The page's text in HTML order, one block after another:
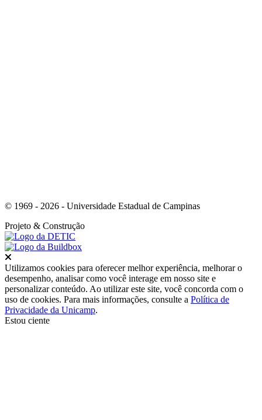
© 1969 - 2026 - Universidade Estadual de Campinas
Projeto & Construção
Utilizamos cookies para oferecer melhor experiência, melhorar o
desempenho, analisar como você interage em nosso site e
personalizar conteúdo. Ao utilizar este site, você concorda com o
uso de cookies. Para mais informações, consulte a Política de
Privacidade da Unicamp.
Estou ciente